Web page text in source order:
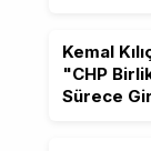
Kemal
"CHP
Sürece